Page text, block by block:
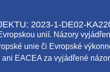
2023-1-DE02-
unií. Názory
unie či Evropské
ani EACEA za vyjádřené